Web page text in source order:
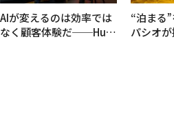
AIが変えるのは効率では
なく顧客体験だ──Hub
“泊まる
パシオ